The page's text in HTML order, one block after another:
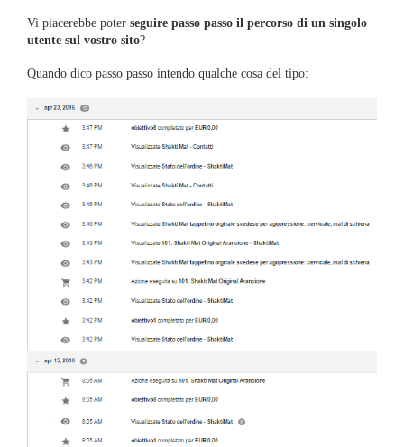
Vi piacerebbe poter seguire passo passo il percorso di un singolo
utente sul vostro sito?
Quando dico passo passo intendo qualche cosa del tipo: